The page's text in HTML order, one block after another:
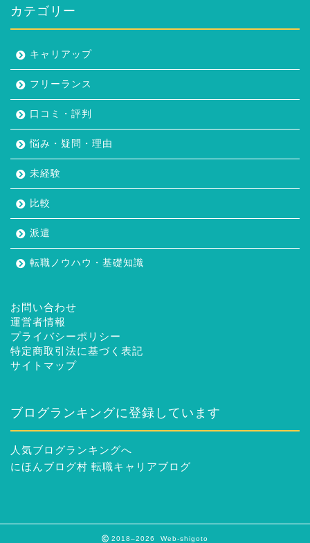
カテゴリー
キャリアップ
フリーランス
口コミ・評判
悩み・疑問・理由
未経験
比較
派遣
転職ノウハウ・基礎知識
お問い合わせ
運営者情報
プライバシーポリシー
特定商取引法に基づく表記
サイトマップ
ブログランキングに登録しています
人気ブログランキングへ
にほんブログ村 転職キャリアブログ
2018–2026 Web-shigoto